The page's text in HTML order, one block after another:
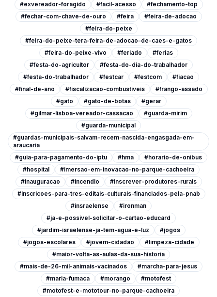
#exvereador-foragido
#facil-acesso
#fechamento-top
#fechar-com-chave-de-ouro
#feira
#feira-de-adocao
#feira-do-peixe
#feira-do-peixe-tera-feira-de-adocao-de-caes-e-gatos
#feira-do-peixe-vivo
#feriado
#ferias
#festa-do-agricultor
#festa-do-dia-do-trabalhador
#festa-do-trabalhador
#festcar #festcom
#fiacao
#final-de-ano
#fiscalizacao-combustiveis
#frango-assado
#gato
#gato-de-botas
#gerar
#gilmar-lisboa-vereador-cassacao
#guarda-mirim
#guarda-municipal
#guardas-municipais-salvam-recem-nascida-engasgada-em-
araucaria
#guia-para-pagamento-do-iptu
#hma
#horario-de-onibus
#hospital
#imersao-em-inovacao-no-parque-cachoeira
#inauguracao
#incendio
#inscrever-produtores-rurais
#inscricoes-para-tres-editais-culturais-financiados-pela-pnab
#insraelense
#ironman
#ja-e-possivel-solicitar-o-cartao-educard
#jardim-israelense-ja-tem-agua-e-luz
#jogos
#jogos-escolares
#jovem-cidadao
#limpeza-cidade
#maior-volta-as-aulas-da-sua-historia
#mais-de-26-mil-animais-vacinados
#marcha-para-jesus
#maria-fumaca
#morango
#motofest
#motofest-e-mototour-no-parque-cachoeira